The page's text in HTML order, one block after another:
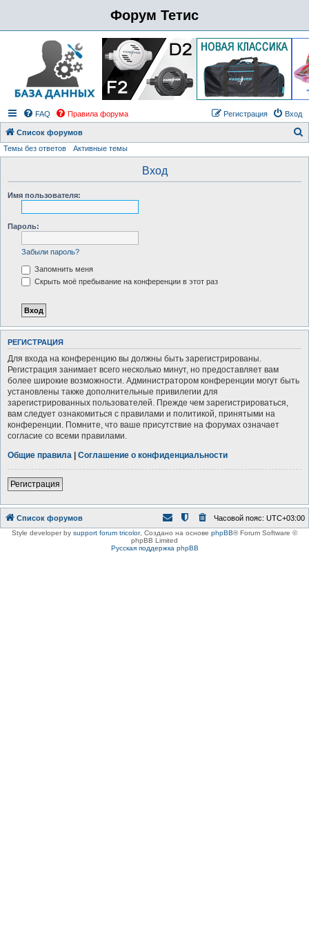
Форум Тетис
FAQ Правила форума Вход
Регистрация
Список форумов
Темы без ответов Активные темы
Вход
Имя пользователя:
Пароль:
Забыли пароль?
Запомнить меня
Скрыть моё пребывание на конференции в этот раз
РЕГИСТРАЦИЯ
Для входа на конференцию вы должны быть зарегистрированы.
Регистрация занимает всего несколько минут, но предоставляет вам
более широкие возможности. Администратором конференции могут быть
установлены также дополнительные привилегии для
зарегистрированных пользователей. Прежде чем зарегистрироваться,
вам следует ознакомиться с правилами и политикой, принятыми на
конференции. Помните, что ваше присутствие на форумах означает
согласие со всеми правилами.
Общие правила | Соглашение о конфиденциальности
Регистрация
Список форумов Часовой пояс: UTC+03:00
Style developer by support forum tricolor, Создано на основе phpBB® Forum Software ©
phpBB Limited
Русская поддержка phpBB